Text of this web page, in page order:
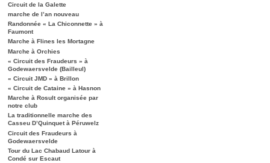
Circuit de la Galette
marche de l’an nouveau
Randonnée « La Chiconnette » à
Faumont
Marche à Flines les Mortagne
Marche à Orchies
« Circuit des Fraudeurs » à
Godewaersvelde (Bailleul)
« Circuit JMD » à Brillon
« Circuit de Cataine » à Hasnon
Marche à Rosult organisée par
notre club
La traditionnelle marche des
Casseu D’Quinquet à Péruwelz
Circuit des Fraudeurs à
Godewaersvelde
Tour du Lac Chabaud Latour à
Condé sur Escaut